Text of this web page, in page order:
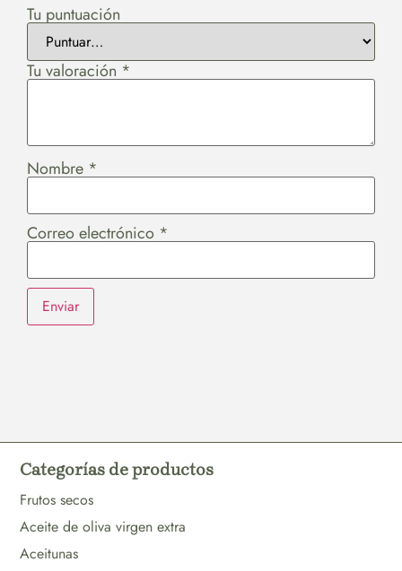
Tu puntuación
Tu valoración *
Nombre *
Correo electrónico *
Categorías de productos
Frutos secos
Aceite de oliva virgen extra
Aceitunas